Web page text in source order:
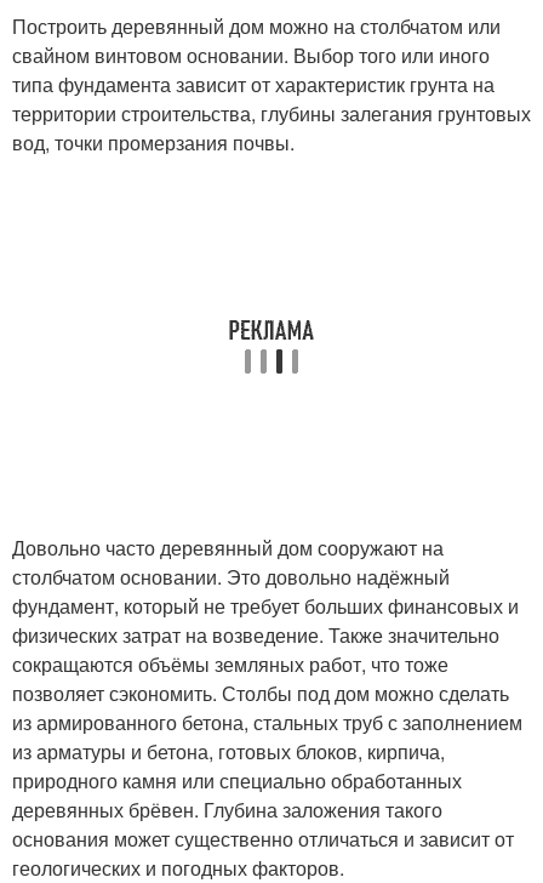
Построить деревянный дом можно на столбчатом или
свайном винтовом основании. Выбор того или иного
типа фундамента зависит от характеристик грунта на
территории строительства, глубины залегания грунтовых
вод, точки промерзания почвы.
Довольно часто деревянный дом сооружают на
столбчатом основании. Это довольно надёжный
фундамент, который не требует больших финансовых и
физических затрат на возведение. Также значительно
сокращаются объёмы земляных работ, что тоже
позволяет сэкономить. Столбы под дом можно сделать
из армированного бетона, стальных труб с заполнением
из арматуры и бетона, готовых блоков, кирпича,
природного камня или специально обработанных
деревянных брёвен. Глубина заложения такого
основания может существенно отличаться и зависит от
геологических и погодных факторов.